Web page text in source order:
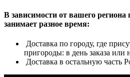
В зависимости от вашего
занимает разное время:
Доставка по городу, где
пригороды: в день заказа
Доставка в остальную часть